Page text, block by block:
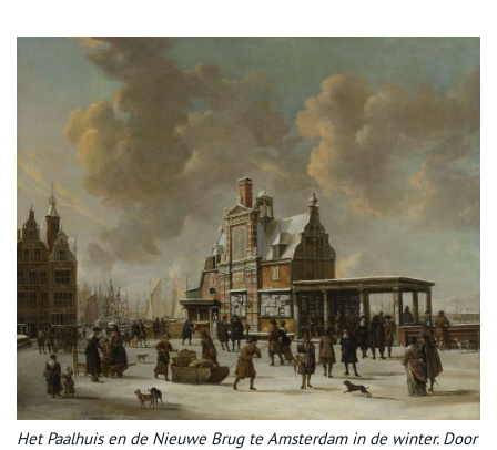
Het Paalhuis en de Nieuwe Brug te Amsterdam in de winter. Door